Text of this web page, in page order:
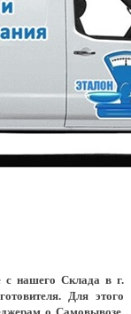
с нашего Склада в г.
Для этого